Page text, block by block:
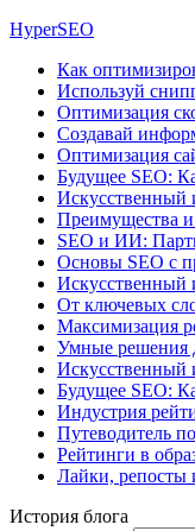
HyperSEO
Как
Используй
Оптимизация
Создавай
Оптимизация
Будущее SEO:
Искусственный
Преимущества
SEO и ИИ:
Основы SEO с
Искусственный
От ключевых
Максимизация
Умные решения
Искусственный
Будущее SEO:
Индустрия
Путеводитель
Рейтинги в
Лайки, репосты
История блога